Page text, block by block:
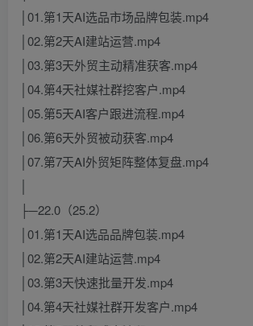
│01.第1天AI选品市场品牌包装.mp4
│02.第2天AI建站运营.mp4
│03.第3天外贸主动精准获客.mp4
│04.第4天社媒社群挖客户.mp4
│05.第5天AI客户跟进流程.mp4
│06.第6天外贸被动获客.mp4
│07.第7天AI外贸矩阵整体复盘.mp4
│
├─22.0（25.2）
│01.第1天AI选品品牌包装.mp4
│02.第2天AI建站运营.mp4
│03.第3天快速批量开发.mp4
│04.第4天社媒社群开发客户.mp4